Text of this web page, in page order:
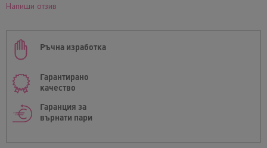
Напиши отзив
Ръчна изработка
Гарантирано
качество
Гаранция за
върнати пари